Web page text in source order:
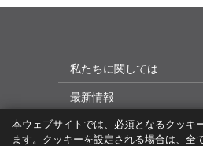
本ウェブサイトでは、必須となるクッキ
ます。クッキーを設定される場合は、全
私たちに関しては
最新情報
MiTAC Digital Technology